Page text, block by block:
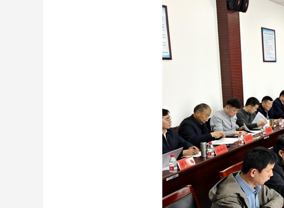
乡村振兴 生态环境 一带一路
大国保险 云顶对话 云起
节目单 栏目 片库